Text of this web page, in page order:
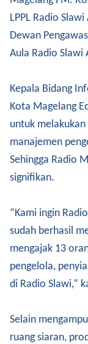
LPPL Radio
Dewan
Aula Radio Slawi
Kepala Bidang
Kota Magelang
untuk
manajemen
Sehingga Radio
signifikan.
“Kami ingin
sudah berhasil
mengajak 13
pengelola,
di Radio Slawi,”
Selain
ruang siaran,